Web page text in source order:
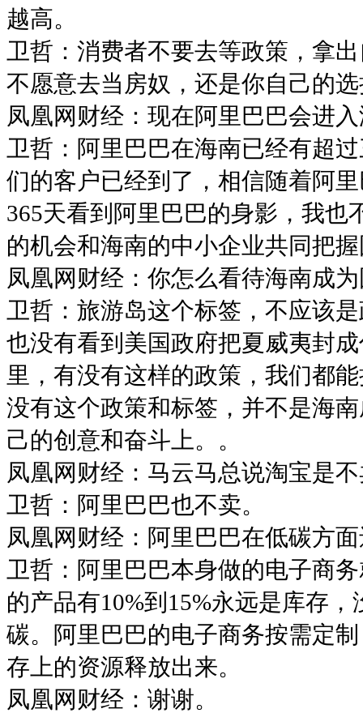
越高。
卫哲：消费者不要去等政策，拿
不愿意去当房奴，还是你自己的
凤凰网财经：现在阿里巴巴会进
卫哲：阿里巴巴在海南已经有超
们的客户已经到了，相信随着阿
365天看到阿里巴巴的身影，我
的机会和海南的中小企业共同把
凤凰网财经：你怎么看待海南成
卫哲：旅游岛这个标签，不应该
也没有看到美国政府把夏威夷封
里，有没有这样的政策，我们都
没有这个政策和标签，并不是海
己的创意和奋斗上。。
凤凰网财经：马云马总说淘宝是
卫哲：阿里巴巴也不卖。
凤凰网财经：阿里巴巴在低碳方
卫哲：阿里巴巴本身做的电子商
的产品有10%到15%永远是库存
碳。阿里巴巴的电子商务按需定
存上的资源释放出来。
凤凰网财经：谢谢。